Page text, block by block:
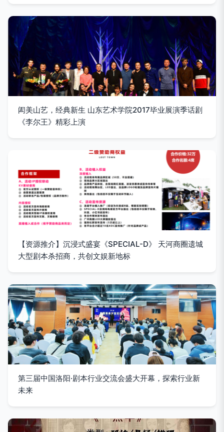
闳美山艺，经典新生 山东艺术学院2017毕业展演季话剧
《李尔王》精彩上演
【资源推介】沉浸式盛宴《SPECIAL-D》 天河商圈遗城
大型剧本杀招商，共创文娱新地标
第三届中国洛阳·剧本行业交流会盛大开幕，探索行业新
未来